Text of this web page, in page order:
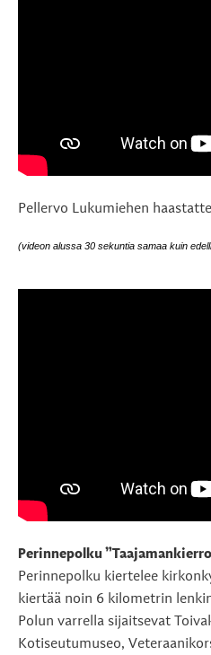
Pellervo Lukumiehen
(videon alussa 30 sekuntia samaa kuin
Perinnepolku
Perinnepolku kiertelee
kiertää noin 6 kilometrin
Polun varrella sijaitsevat
Kotiseutumuseo,